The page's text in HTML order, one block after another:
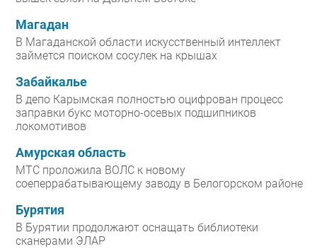
Магадан
В Магаданской области искусственный интеллект
займется поиском сосулек на крышах
Забайкалье
В депо Карымская полностью оцифрован процесс
заправки букс моторно-осевых подшипников
локомотивов
Амурская область
МТС проложила ВОЛС к новому
соеперрабатывающему заводу в Белогорском районе
Бурятия
В Бурятии продолжают оснащать библиотеки
сканерами ЭЛАР